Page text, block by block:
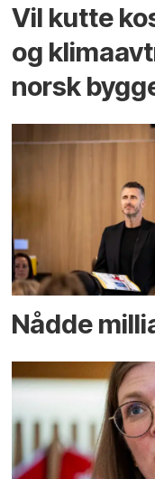
Vil kutte
og
norsk
Nådde